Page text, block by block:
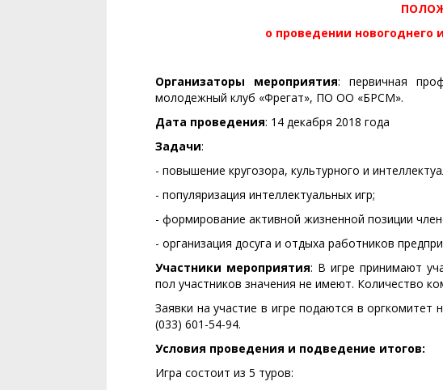
о проведении новогоднего
Организаторы мероприятия: первичная
молодежный клуб «Фрегат», ПО ОО «БРСМ».
Дата проведения: 14 декабря 2018 года
Задачи:
- повышение кругозора, культурного и
- популяризация интеллектуальных игр;
- формирование активной жизненной позиции
- организация досуга и отдыха работников
Участники мероприятия: В игре принимают
пол участников значения не имеют. Количество
Заявки на участие в игре подаются в оргкомитет
(033) 601-54-94.
Условия проведения и подведение итогов:
Игра состоит из 5 туров: